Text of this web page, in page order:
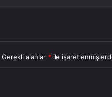
Gerekli alanlar * ile